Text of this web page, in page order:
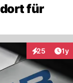
für
25 1y